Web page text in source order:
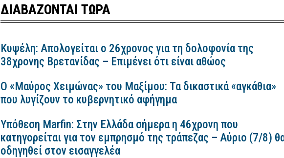
ΔΙΑΒΑΖΟΝΤΑΙ ΤΩΡΑ
Κυψέλη: Απολογείται ο 26χρονος για τη δολοφονία της
38χρονης Βρετανίδας – Επιμένει ότι είναι αθώος
Ο «Μαύρος Χειμώνας» του Μαξίμου: Τα δικαστικά «αγκάθια»
που λυγίζουν το κυβερνητικό αφήγημα
Υπόθεση Marfin: Στην Ελλάδα σήμερα η 46χρονη που
κατηγορείται για τον εμπρησμό της τράπεζας – Αύριο (7/8)
οδηγηθεί στον εισαγγελέα